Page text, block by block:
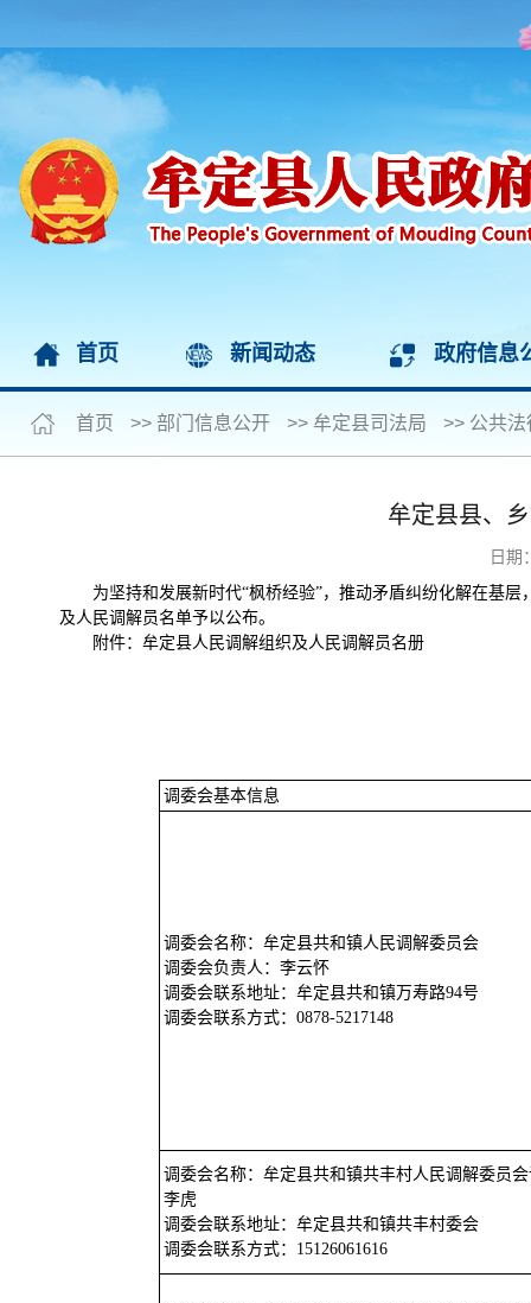
首页 新闻动态 政府信息
首页 >> 部门信息公开 >> 牟定县司法局 >> 公共
牟定县县、
日
为坚持和发展新时代“枫桥经验”，推动矛盾纠纷化解在基
及人民调解员名单予以公布。
附件：牟定县人民调解组织及人民调解员名册
调委会基本信息
调委会名称：牟定县共和镇人民调解委员会
调委会负责人：李云怀
调委会联系地址：牟定县共和镇万寿路94号
调委会联系方式：0878-5217148
调委会名称：牟定县共和镇共丰村人民调解委员
李虎
调委会联系地址：牟定县共和镇共丰村委会
调委会联系方式：15126061616